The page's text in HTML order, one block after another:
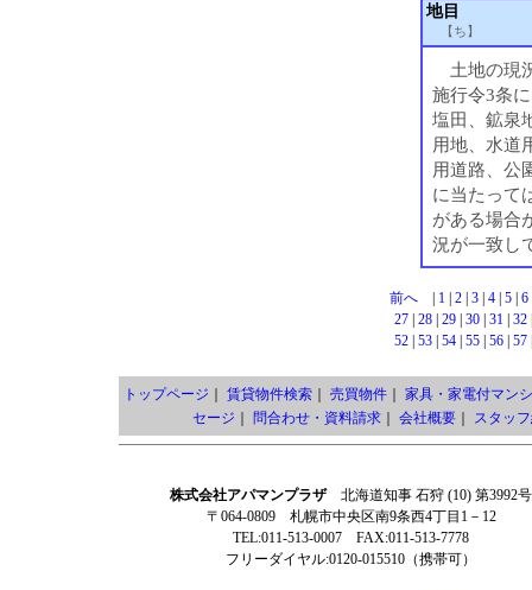
地目
【ち】
土地の現
施行令3条
塩田、鉱泉
用地、水道
用道路、公
に当たって
がある場合
況が一致し
前へ 1 2 3 4 5 6
27| 28| 29| 30| 31| 32
52| 53| 54| 55| 56| 57
トップページ 賃貸物件検索｜ 売買物件｜ 家具・家電付マン
セージ
問合わせ・資料請求｜ 会社概要｜ スタッ
株式会社アパマンプラザ北海道知事 石狩 (10) 第3992号
〒064-0809 札幌市中央区南9条西4丁目1－12
TEL:011-513-0007 FAX:011-513-7778
フリーダイヤル:0120-015510（携帯可）